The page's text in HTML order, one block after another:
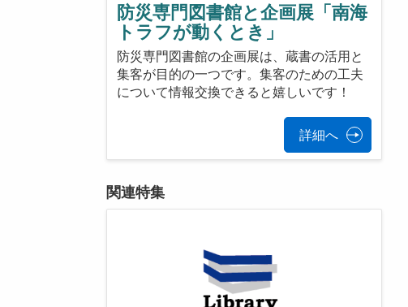
防災専門図書館と企画展「南海
トラフが動くとき」
防災専門図書館の企画展は、蔵書の活用と
集客が目的の一つです。集客のための工夫
について情報交換できると嬉しいです！
詳細へ
関連特集